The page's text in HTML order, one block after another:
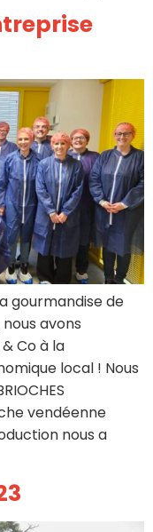
gourmandise de
avons
Co à la
local ! Nous
vendéenne
nous a